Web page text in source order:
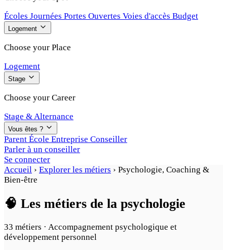
Écoles Journées Portes Ouvertes Voies d'accès Budget
Logement
Choose your Place
Logement
Stage
Choose your Career
Stage & Alternance
Vous êtes ?
Parent École Entreprise Conseiller
Parler à un conseiller
Se connecter
Accueil › Explorer les métiers › Psychologie, Coaching &
Bien-être
🧠 Les métiers de la psychologie
33 métiers · Accompagnement psychologique et
développement personnel